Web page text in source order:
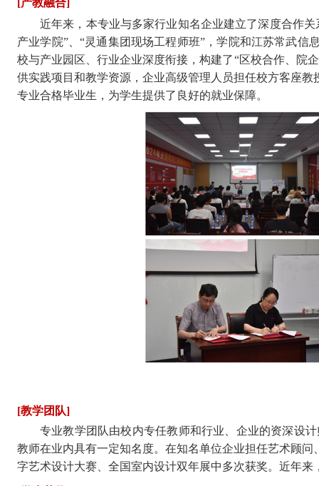
[产教融合]
近年来，本专业与多家行业知名企业建立了深度合作关
产业学院”、“灵通集团现场工程师班”，学院和江苏常武信
校与产业园区、行业企业深度衔接，构建了“区校合作、院
供实践项目和教学资源 ，企业高级管理人员担任校方客座
专业合格毕业生，为学生提供了良好的就业保障。
[教学团队]
专业教学团队由校内专任教师和行业、企业的资深设
教师在业内具有一定知名度。在知名单位企业担任艺术顾
字艺术设计大赛、全国室内设计双年展中多次获奖。近年